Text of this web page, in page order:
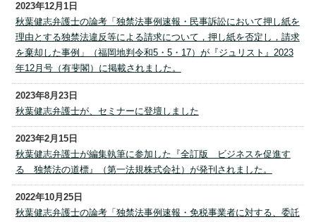
2023年12月1日
秋葉健志弁護士の論考「独禁法事例速報・民事訴訟において押し紙を
理由とする独禁法違反等による請求について，押し紙を否定し，請求
を棄却した事例」（福岡地判令和5・5・17）が『ジュリスト』2023
年12月号（有斐閣）に掲載されました。
2023年8月23日
秋葉健志弁護士が、セミナーに登壇しました
2023年2月15日
秋葉健志弁護士が編集執筆に参加した『全訂版 ビジネスを促進す
る 独禁法の道標』（第一法規株式会社）が発刊されました。
2022年10月25日
秋葉健志弁護士の論考「独禁法事例速報・免税事業者に対する、委託